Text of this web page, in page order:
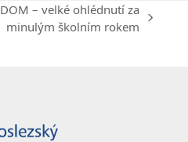
DOM – velké ohlédnutí za
minulým školním rokem